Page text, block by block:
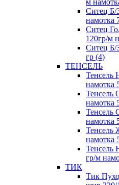
м
Ситец Б/
намотка
Ситец
120гр/м
Ситец Б/
гр (4)
ТЕНСЕЛЬ
Тенсель
намотка
Тенсель
намотка
Тенсель
намотка
Тенсель
намотка
Тенсель
гр/м
ТИК
Тик